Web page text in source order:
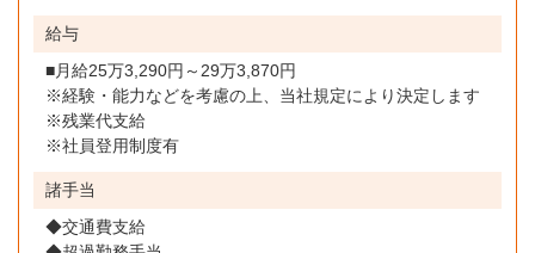
給与
■月給25万3,290円～29万3,870円
※経験・能力などを考慮の上、当社規定により決定します
※残業代支給
※社員登用制度有
諸手当
◆交通費支給